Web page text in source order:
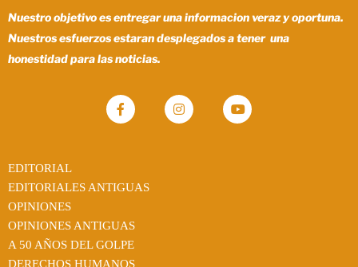
Nuestro objetivo es entregar una informacion veraz y oportuna.
Nuestros esfuerzos estaran desplegados a tener una
honestidad para las noticias.
EDITORIAL
EDITORIALES ANTIGUAS
OPINIONES
OPINIONES ANTIGUAS
A 50 AÑOS DEL GOLPE
DERECHOS HUMANOS